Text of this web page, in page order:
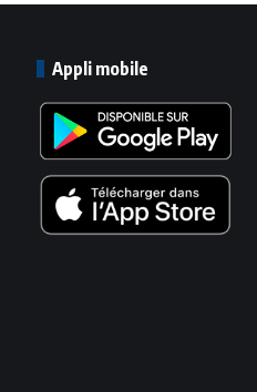
Appli mobile